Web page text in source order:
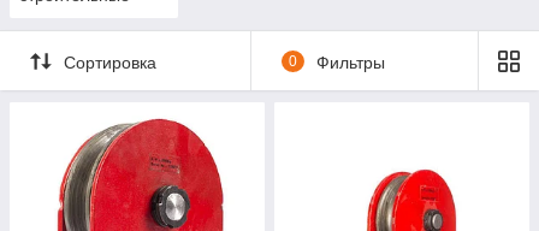
Сортировка 0 Фильтры